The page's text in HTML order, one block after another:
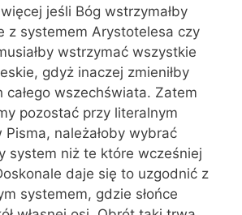
jeśli Bóg wstrzymałby
z systemem Arystotelesa czy
wstrzymać wszystkie
gdyż inaczej zmieniłby
całego wszechświata. Zatem
pozostać przy literalnym
Pisma, należałoby wybrać
system niż te które wcześniej
daje się to uzgodnić z
systemem, gdzie słońce